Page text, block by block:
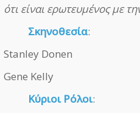
ότι είναι ερωτευμένος με
Σκηνοθεσία:
Stanley Donen
Gene Kelly
Κύριοι Ρόλοι: